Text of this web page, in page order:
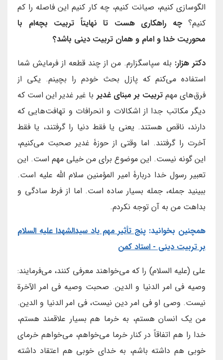
الگوسازی کنیم، صیانت کنیم، چه کار کنیم این فاصله را کم
کنیم؟چه راهکاری هست تا نهایتاً تربیت بچه‌ام با
محوریت خدا و امام و همان تربیت دینی باشد؟
دکتر هزار: بله سپاسگزارم. من از چند قطعه از فرمایش شما
استفاده می‌کنم که پازل بحث خودم را بچینم. یکی از
فرق‌های مهمتربیت بر مبنای غدیر با غیر غدیر این است که
دیگر مکاتب جدا از اشکالات و انحرافات و تهافت‌هایی که
دارند، ناقص هستند. یعنی یا فقط دنیا را گرفتند، یا فقط
آخرت را گرفتند. اما وقتی از حوزۀ غدیر صحبت می‌کنیم،
این گونه نیست. این موضوع برای من خیلی مهم است. این
تعبیر رسول خدا دربارۀ امیر المؤمنین سلام الله علیه است.
ببینید جمله، جمله بسیار ساده است. اما از فرط سادگی و
بداهت من به آن توجه نکردم.
همچنین بخوانید: پنج تأثیر مهم یاد سیدالشهدا علیه السلام
بر تربیت دینی - استاد کمن
علی (علیه السلام) را که می‌خواهند معرفی کنند، می‌فرمایند:
وصیه فی امر الدنیا و الدین. صحبت وصیه فی امر الآخرة
نیست. وصی او فی امر دین نیست، فی امر الدنیا و الدین.
من یک انسان هستم، به خرما هم بسیار علاقمند هستم،
خدا را هم اتفاقاً در کنار خرما می‌خواهم، می‌خواهم خرمای
خوبی هم داشته باشم، به خدای خوبی هم اعتقاد داشته